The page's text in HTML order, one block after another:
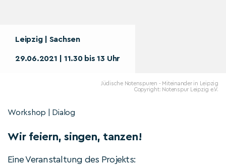
Leipzig | Sachsen
29.06.2021 | 11.30 bis 13 Uhr
Jüdische Notenspuren - Miteinander in Leipzig
Copyright: Notenspur Leipzig e.V.
Workshop | Dialog
Wir feiern, singen, tanzen!
Eine Veranstaltung des Projekts: